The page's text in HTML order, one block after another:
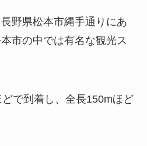
野県松本市縄手通りにあ
市の中では有名な観光ス
で到着し、全長150mほど